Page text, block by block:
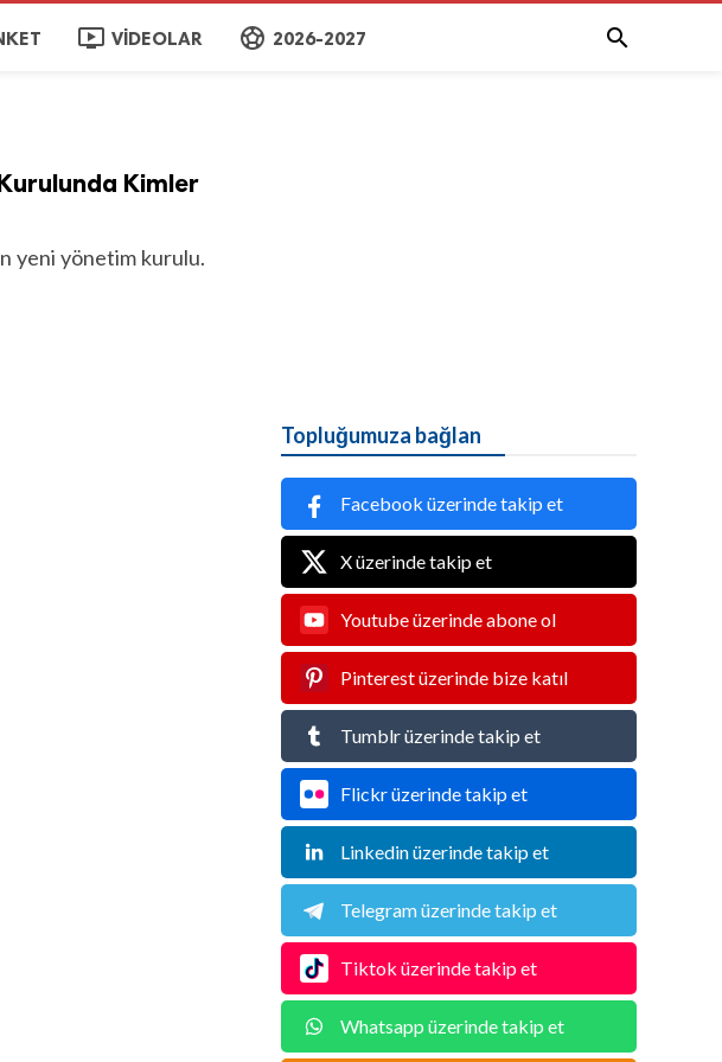
ondemand_video VIDEOLAR sports_soccer 2026-2027 
Kimler
yeni yönetim kurulu.
Topluğumuza bağlan
Facebook üzerinde takip et
X üzerinde takip et
Youtube üzerinde abone ol
Pinterest üzerinde bize katıl
Tumblr üzerinde takip et
Flickr üzerinde takip et
Linkedin üzerinde takip et
Telegram üzerinde takip et
Tiktok üzerinde takip et
Whatsapp üzerinde takip et